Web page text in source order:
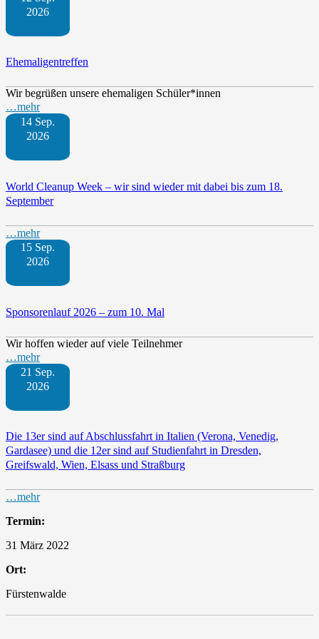
2026
Ehemaligentreffen
Wir begrüßen unsere ehemaligen Schüler*innen
…mehr
14 Sep.
2026
World Cleanup Week – wir sind wieder mit dabei bis zum 18.
September
…mehr
15 Sep.
2026
Sponsorenlauf 2026 – zum 10. Mal
Wir hoffen wieder auf viele Teilnehmer
…mehr
21 Sep.
2026
Die 13er sind auf Abschlussfahrt in Italien (Verona, Venedig,
Gardasee) und die 12er sind auf Studienfahrt in Dresden,
Greifswald, Wien, Elsass und Straßburg
…mehr
Termin:
31 März 2022
Ort:
Fürstenwalde